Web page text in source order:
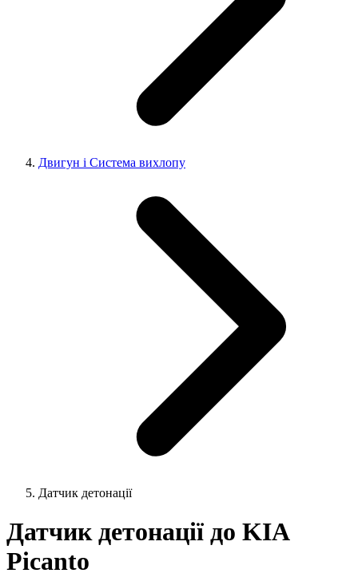
Двигун і Система вихлопу
Датчик детонації
Датчик детонації до KIA
Picanto